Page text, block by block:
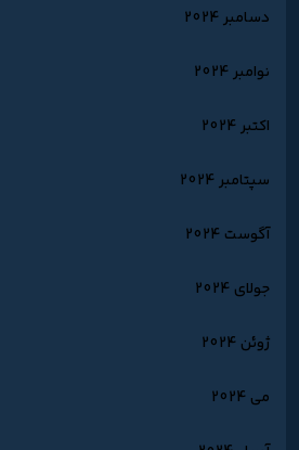
دسامبر 2024
نوامبر 2024
اکتبر 2024
سپتامبر 2024
آگوست 2024
جولای 2024
ژوئن 2024
می 2024